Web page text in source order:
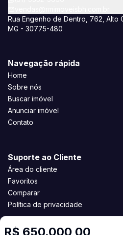
R$ 650.000,00
Rua Engenho de Dentro, 762, Alto
MG - 30775-480
Navegação rápida
Home
Sobre nós
Buscar imóvel
Anunciar imóvel
Contato
Suporte ao Cliente
Área do cliente
Favoritos
Comparar
Política de privacidade